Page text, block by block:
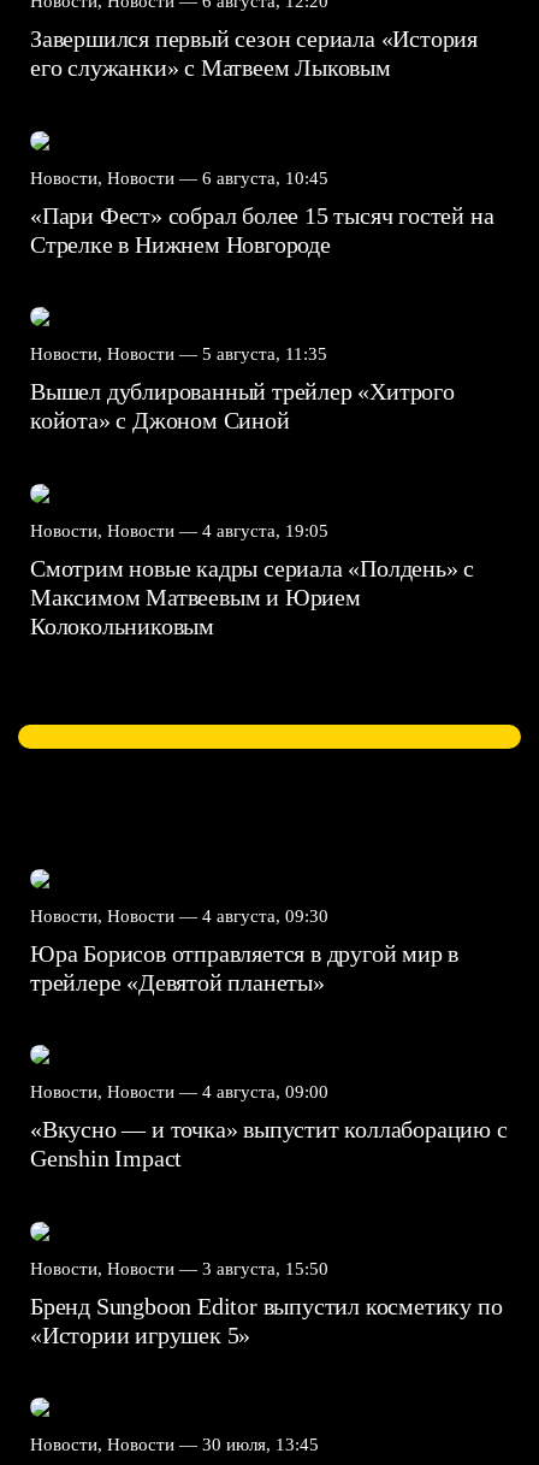
Завершился первый сезон сериала «История
его служанки» с Матвеем Лыковым
Новости, Новости — 6 августа, 10:45
«Пари Фест» собрал более 15 тысяч гостей на
Стрелке в Нижнем Новгороде
Новости, Новости — 5 августа, 11:35
Вышел дублированный трейлер «Хитрого
койота» с Джоном Синой
Новости, Новости — 4 августа, 19:05
Смотрим новые кадры сериала «Полдень» с
Максимом Матвеевым и Юрием
Колокольниковым
Новости, Новости — 4 августа, 09:30
Юра Борисов отправляется в другой мир в
трейлере «Девятой планеты»
Новости, Новости — 4 августа, 09:00
«Вкусно — и точка» выпустит коллаборацию с
Genshin Impact⁠⁠
Новости, Новости — 3 августа, 15:50
Бренд Sungboon Editor выпустил косметику по
«Истории игрушек 5»
Новости, Новости — 30 июля, 13:45